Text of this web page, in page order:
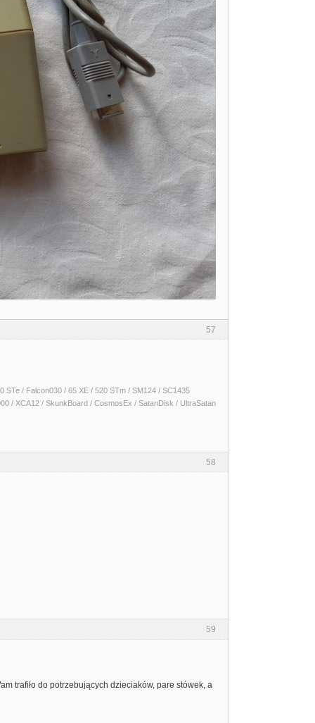
57
STe / Falcon030 / 65 XE / 520 STm / SM124 / SC1435
/ XCA12 / SkunkBoard / CosmosEx / SatanDisk / UltraSatan
58
59
trafiło do potrzebujących dzieciaków, pare stówek, a